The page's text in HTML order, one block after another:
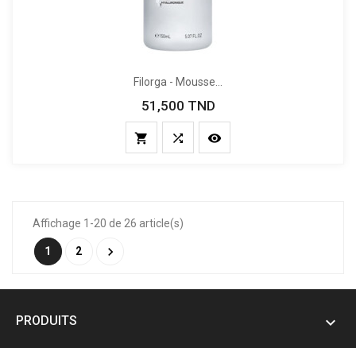
Filorga - Mousse...
Prix
51,500 TND
  
Affichage 1-20 de 26 article(s)
1 2 
PRODUITS 